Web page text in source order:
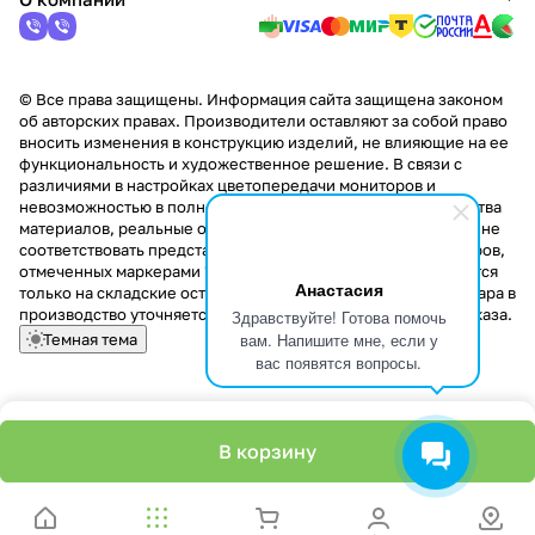
Анастасия
Здравствуйте! Готова помочь
вам. Напишите мне, если у
вас появятся вопросы.
В корзину
© Все права защищены. Информация сайта защищена законом
об авторских правах. Производители оставляют за собой право
вносить изменения в конструкцию изделий, не влияющие на ее
функциональность и художественное решение. В связи с
различиями в настройках цветопередачи мониторов и
невозможностью в полной мере передать некоторые свойства
материалов, реальные оттенки и текстуры продукции могут не
соответствовать представленным на сайте. Стоимость товаров,
отмеченных маркерами "Скидка!" и "Акция!" распространяется
только на складские остатки. Стоимость заказа данного товара в
производство уточняется у менеджера при оформлении заказа.
Темная тема